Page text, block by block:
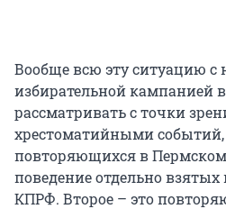
Вообще всю эту ситуацию
избирательной кампанией
рассматривать с точки
хрестоматийными событий,
повторяющихся в Пермском
поведение отдельно взятых
КПРФ. Второе – это